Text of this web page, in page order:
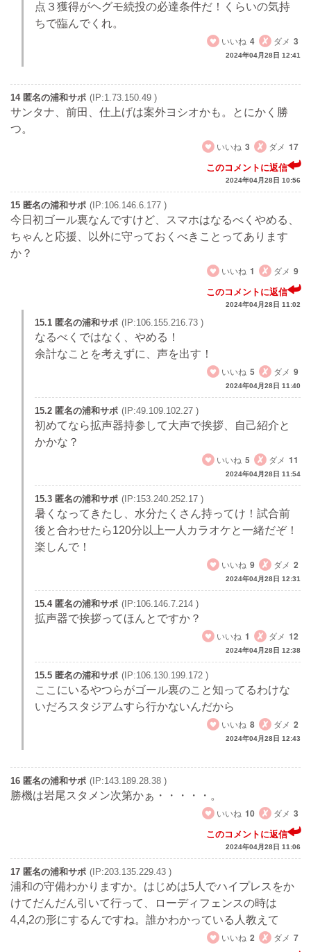
点３獲得がヘグモ続投の必達条件だ！くらいの気持
ちで臨んでくれ。
いいね 4 ダメ 3
2024年04月28日 12:41
14 匿名の浦和サポ (IP:1.73.150.49 )
サンタナ、前田、仕上げは案外ヨシオかも。とにかく勝
つ。
いいね 3 ダメ 17
このコメントに返信
2024年04月28日 10:56
15 匿名の浦和サポ (IP:106.146.6.177 )
今日初ゴール裏なんですけど、スマホはなるべくやめる、
ちゃんと応援、以外に守っておくべきことってあります
か？
いいね 1 ダメ 9
このコメントに返信
2024年04月28日 11:02
15.1 匿名の浦和サポ (IP:106.155.216.73 )
なるべくではなく、やめる！
余計なことを考えずに、声を出す！
いいね 5 ダメ 9
2024年04月28日 11:40
15.2 匿名の浦和サポ (IP:49.109.102.27 )
初めてなら拡声器持参して大声で挨拶、自己紹介と
かかな？
いいね 5 ダメ 11
2024年04月28日 11:54
15.3 匿名の浦和サポ (IP:153.240.252.17 )
暑くなってきたし、水分たくさん持ってけ！試合前
後と合わせたら120分以上一人カラオケと一緒だぞ！
楽しんで！
いいね 9 ダメ 2
2024年04月28日 12:31
15.4 匿名の浦和サポ (IP:106.146.7.214 )
拡声器で挨拶ってほんとですか？
いいね 1 ダメ 12
2024年04月28日 12:38
15.5 匿名の浦和サポ (IP:106.130.199.172 )
ここにいるやつらがゴール裏のこと知ってるわけな
いだろスタジアムすら行かないんだから
いいね 8 ダメ 2
2024年04月28日 12:43
16 匿名の浦和サポ (IP:143.189.28.38 )
勝機は岩尾スタメン次第かぁ・・・・・。
いいね 10 ダメ 3
このコメントに返信
2024年04月28日 11:06
17 匿名の浦和サポ (IP:203.135.229.43 )
浦和の守備わかりますか。はじめは5人でハイプレスをか
けてだんだん引いて行って、ローディフェンスの時は
4,4,2の形にするんですね。誰かわかっている人教えて
いいね 2 ダメ 7